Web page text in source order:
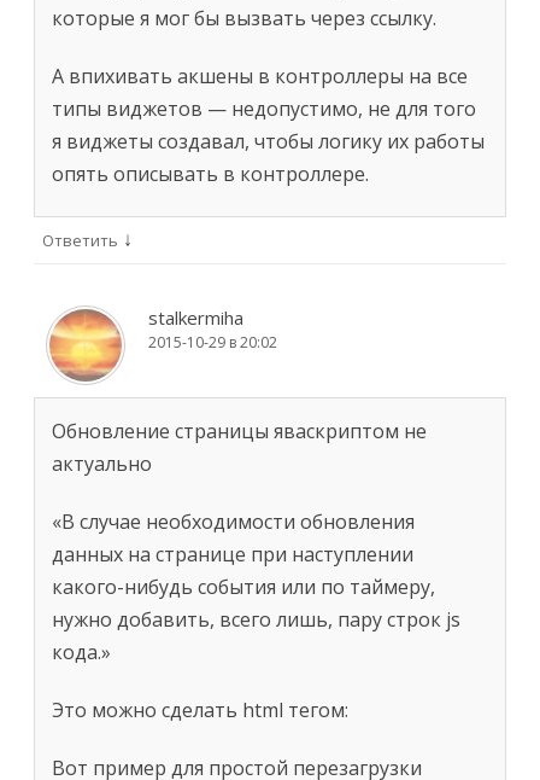
которые я мог бы вызвать через ссылку.
А впихивать акшены в контроллеры на все
типы виджетов — недопустимо, не для того
я виджеты создавал, чтобы логику их работы
опять описывать в контроллере.
Ответить ↓
stalkermiha
2015-10-29 в 20:02
Обновление страницы яваскриптом не
актуально
«В случае необходимости обновления
данных на странице при наступлении
какого-нибудь события или по таймеру,
нужно добавить, всего лишь, пару строк js
кода.»
Это можно сделать html тегом:
Вот пример для простой перезагрузки